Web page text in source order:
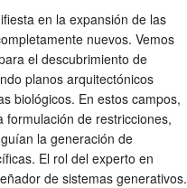
en la expansión de las
nuevos. Vemos
el descubrimiento de
planos arquitectónicos
biológicos. En estos campos,
de restricciones,
la generación de
El rol del experto en
de sistemas generativos.